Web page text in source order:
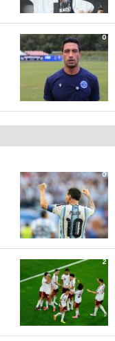
0
0
2